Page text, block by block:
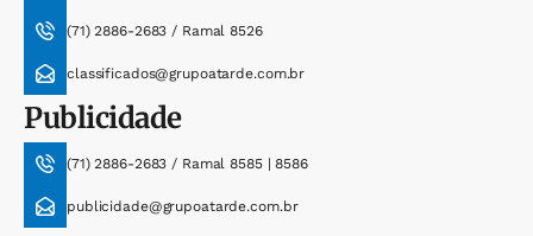
(71) 2886-2683 / Ramal 8526
classificados@grupoatarde.com.br
Publicidade
(71) 2886-2683 / Ramal 8585 | 8586
publicidade@grupoatarde.com.br